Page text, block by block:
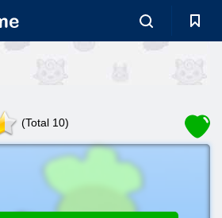
(Total 10)